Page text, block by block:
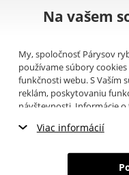
Na vašem
My, spoločnosť Párysov
používame súbory cookies
funkčnosti webu. S Vaším
reklám, poskytovaniu
návštevnosti. Informácie
(napríklad Google).Tu
informáciami, ktoré ste im
toho, že používate ich
Viac informácií
Nevyhnutné cookies